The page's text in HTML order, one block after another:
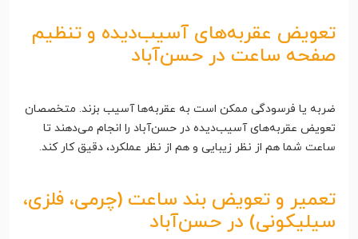
تعویض عقربه‌های آسیب‌دیده و تنظیم
صفحه ساعت در حسن‌آباد
ضربه یا فرسودگی ممکن است به عقربه‌ها آسیب بزند. متخصصان
تعویض عقربه‌های آسیب‌دیده در حسن‌آباد را انجام می‌دهند تا
ساعت شما هم از نظر زیبایی و هم از نظر عملکرد، دقیق کار کند.
تعمیر و تعویض بند ساعت (چرمی، فلزی،
سیلیکونی) در حسن‌آباد